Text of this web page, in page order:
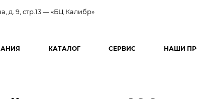
д. 9, стр.13 — «БЦ Калибр»
КАТАЛОГ СЕРВИС НАШИ